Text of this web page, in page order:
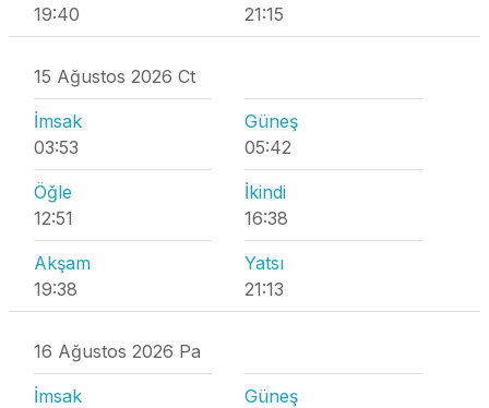
19:40
21:15
15 Ağustos 2026 Ct
İmsak
03:53
Güneş
05:42
Öğle
12:51
İkindi
16:38
Akşam
19:38
Yatsı
21:13
16 Ağustos 2026 Pa
İmsak
Güneş